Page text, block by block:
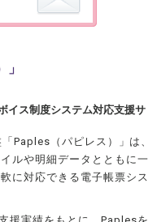
イス制度システム対応支援サ
Paples（パピレス）」は、
ルや明細データとともに一
に対応できる電子帳票シス